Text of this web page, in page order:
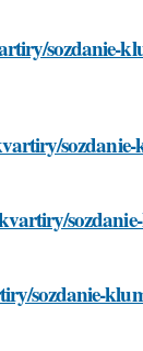
sozdanie-
sozdanie-